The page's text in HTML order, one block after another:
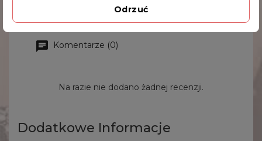
Komentarze (0)
Na razie nie dodano żadnej recenzji.
Dodatkowe Informacje
Odrzuć